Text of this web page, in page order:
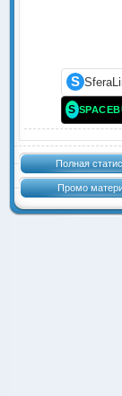
S
S
Полная
Промо